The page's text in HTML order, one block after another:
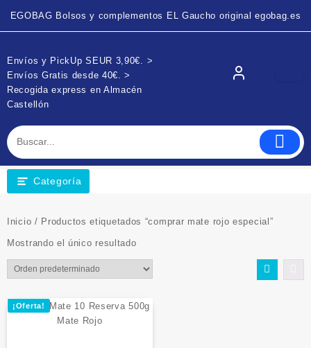
EGOBAG Bolsos y complementos EL Gaucho original egobag.es
Envíos y PickUp SEUR 3,90€. >
Envíos Gratis desde 40€. >
Recogida express en Almacén
Castellón
Categoría
Inicio / Productos etiquetados “comprar mate rojo especial”
Mostrando el único resultado
¡Oferta!